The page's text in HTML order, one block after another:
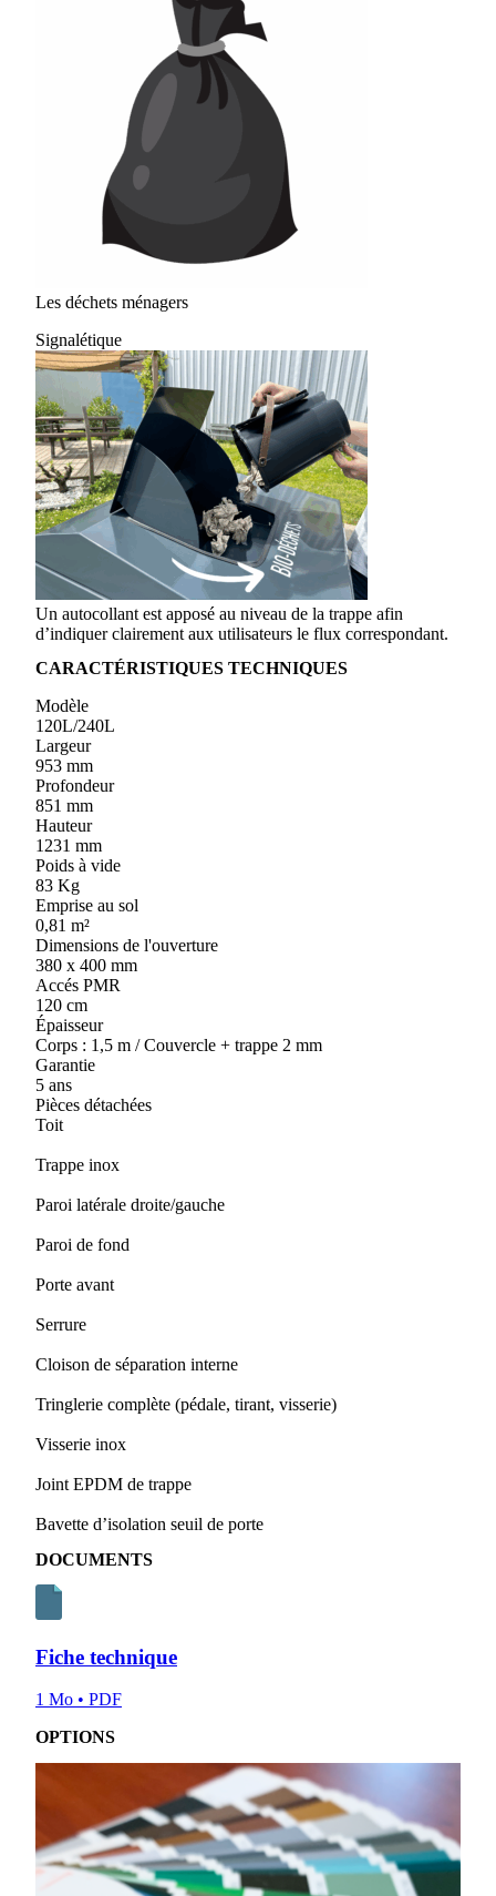
Les déchets ménagers
Signalétique
Un autocollant est apposé au niveau de la trappe afin
d’indiquer clairement aux utilisateurs le flux correspondant.
CARACTÉRISTIQUES TECHNIQUES
Modèle
120L/240L
Largeur
953 mm
Profondeur
851 mm
Hauteur
1231 mm
Poids à vide
83 Kg
Emprise au sol
0,81 m²
Dimensions de l'ouverture
380 x 400 mm
Accés PMR
120 cm
Épaisseur
Corps : 1,5 m / Couvercle + trappe 2 mm
Garantie
5 ans
Pièces détachées
Toit
Trappe inox
Paroi latérale droite/gauche
Paroi de fond
Porte avant
Serrure
Cloison de séparation interne
Tringlerie complète (pédale, tirant, visserie)
Visserie inox
Joint EPDM de trappe
Bavette d’isolation seuil de porte
DOCUMENTS
Fiche technique
1 Mo • PDF
OPTIONS